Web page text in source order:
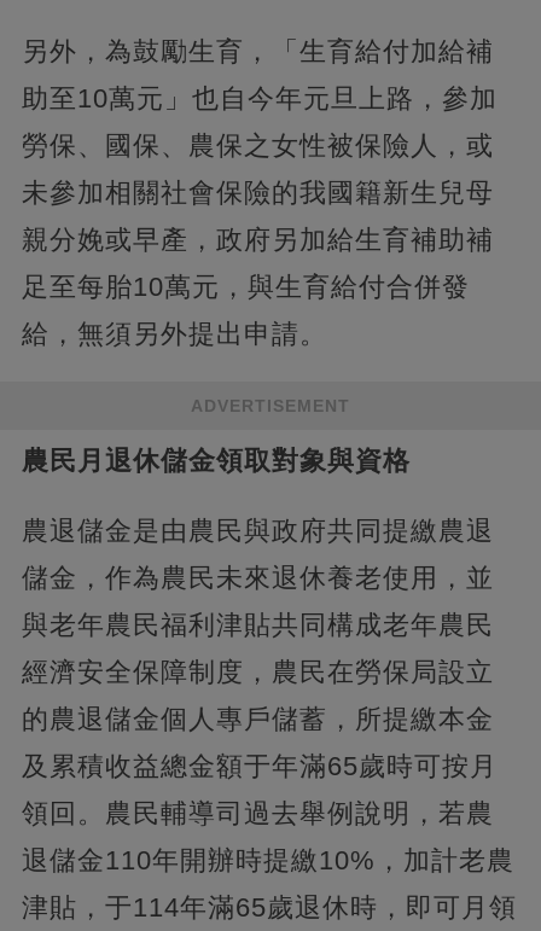
另外，為鼓勵生育，「生育給付加給補
助至10萬元」也自今年元旦上路，參加
勞保、國保、農保之女性被保險人，或
未參加相關社會保險的我國籍新生兒母
親分娩或早產，政府另加給生育補助補
足至每胎10萬元，與生育給付合併發
給，無須另外提出申請。
ADVERTISEMENT
農民月退休儲金領取對象與資格
農退儲金是由農民與政府共同提繳農退
儲金，作為農民未來退休養老使用，並
與老年農民福利津貼共同構成老年農民
經濟安全保障制度，農民在勞保局設立
的農退儲金個人專戶儲蓄，所提繳本金
及累積收益總金額于年滿65歲時可按月
領回。農民輔導司過去舉例說明，若農
退儲金110年開辦時提繳10%，加計老農
津貼，于114年滿65歲退休時，即可月領